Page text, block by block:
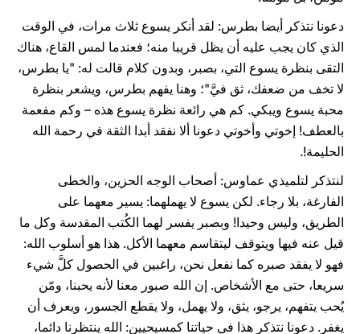
دعونا نتذكر أيضا بطرس: لقد أنكر يسوع ثلاث مرات، في الوقت
الذي كان يجب عليه أن يظل قريبا منه؛ فعندما لمس القاع، هناك
التقى بنظرة يسوع التي، بصبر، وبدون كلام قالت له: "يا بطرس،
لا تخف من ضعفك، ثق فيَّ"؛ وهنا يفهم بطرس، ويشعر بنظرة
محبة يسوع ويبكي. كم هي رائعة نظرة يسوع هذه – وكم مفعمة
بالعطف! إخوتي وأخوتي دعونا ألا نفقد أبدا الثقة في رحمة الله
الحليمة!.
لنتذكر لتلميذي عماوس: أصحاب الوجه الحزين، والخطى
الفارغة، بلا رجاء. لكن يسوع لا يهملهما: يسير معهما على
الطريق، وليس وحيدا! وبصبر يفسر لهما الكُتب المقدسة وكل ما
قيل عنه فيها ويتوقف ليتقاسم معهما الأكل. هذا هو أسلوب الله:
فهو لا يفقد صبره كما نفعل نحن، راغبين في الحصول كلَّ شيء
سريعا، حتى مع الأشخاص. إن الله صبور معنا لأنه يحبنا، ومّن
يُحب يتفهم، يرجو، يثق، ولا يهمل، ولا يقطع الجسور، ويعرف أن
يغفر. دعونا نتذكر هذا في حياتنا كمسيحيين: الله ينتظرنا دائما،